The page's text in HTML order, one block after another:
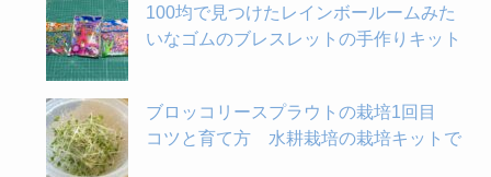
100均で見つけたレインボールームみた
いなゴムのブレスレットの手作りキット
ブロッコリースプラウトの栽培1回目
コツと育て方 水耕栽培の栽培キットで